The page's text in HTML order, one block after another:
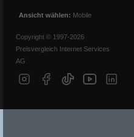
Ansicht wählen: Mobile
Copyright © 1997-2026
Preisvergleich Internet Services
AG